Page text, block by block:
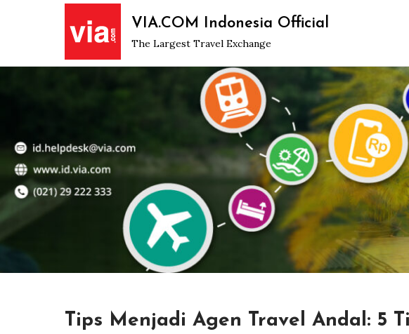
VIA.COM Indonesia Official
The Largest Travel Exchange
Tips Menjadi Agen Travel Andal: 5